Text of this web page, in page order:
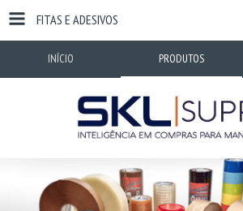
FITAS E ADESIVOS
INÍCIO PRODUTOS